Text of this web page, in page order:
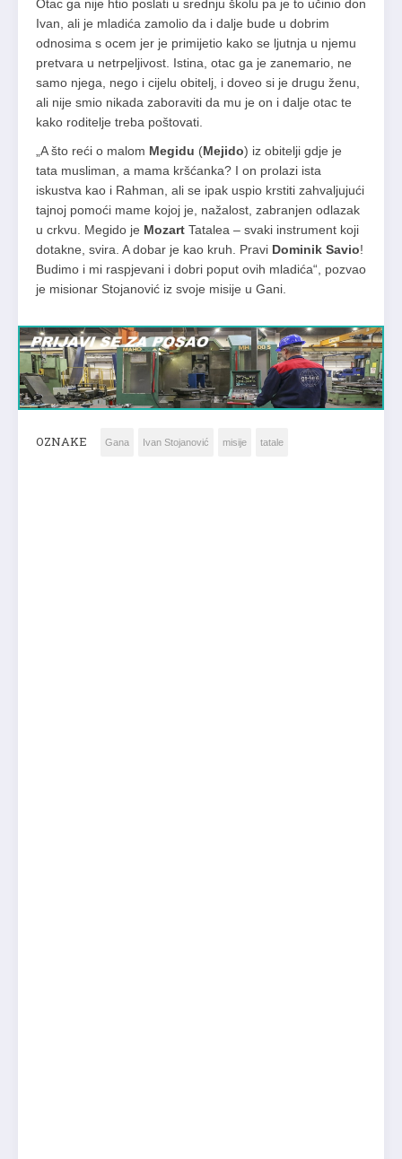
Otac ga nije htio poslati u srednju školu pa je to učinio don
Ivan, ali je mladića zamolio da i dalje bude u dobrim
odnosima s ocem jer je primijetio kako se ljutnja u njemu
pretvara u netrpeljivost. Istina, otac ga je zanemario, ne
samo njega, nego i cijelu obitelj, i doveo si je drugu ženu,
ali nije smio nikada zaboraviti da mu je on i dalje otac te
kako roditelje treba poštovati.
„A što reći o malom Megidu (Mejido) iz obitelji gdje je
tata musliman, a mama kršćanka? I on prolazi ista
iskustva kao i Rahman, ali se ipak uspio krstiti zahvaljujući
tajnoj pomoći mame kojoj je, nažalost, zabranjen odlazak
u crkvu. Megido je Mozart Tatalea – svaki instrument koji
dotakne, svira. A dobar je kao kruh. Pravi Dominik Savio!
Budimo i mi raspjevani i dobri poput ovih mladića“, pozvao
je misionar Stojanović iz svoje misije u Gani.
OZNAKE Gana Ivan Stojanović misije tatale